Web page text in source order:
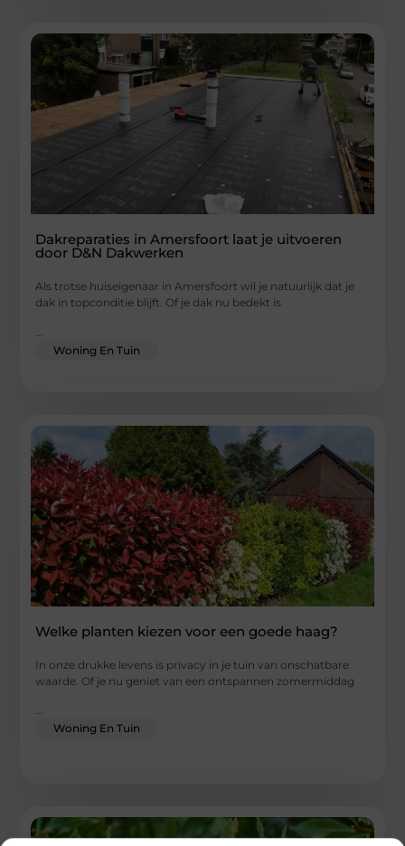
Dakreparaties in Amersfoort laat je uitvoeren
door D&N Dakwerken
Als trotse huiseigenaar in Amersfoort wil je natuurlijk dat je
dak in topconditie blijft. Of je dak nu bedekt is
Woning En Tuin
Welke planten kiezen voor een goede haag?
In onze drukke levens is privacy in je tuin van onschatbare
waarde. Of je nu geniet van een ontspannen zomermiddag
Woning En Tuin